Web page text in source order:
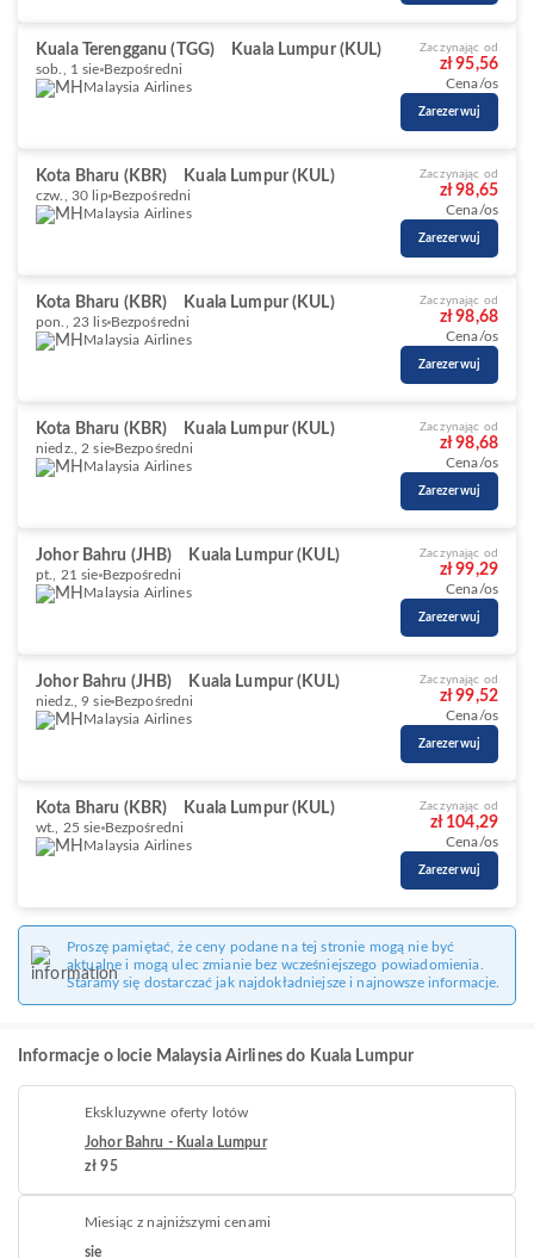
Kuala Terengganu (TGG) Kuala Lumpur (KUL)
sob., 1 sie Bezpośredni
Malaysia Airlines
Zaczynając od
zł 95,56
Cena/os
Zarezerwuj
Kota Bharu (KBR) Kuala Lumpur (KUL)
czw., 30 lip Bezpośredni
Malaysia Airlines
Zaczynając od
zł 98,65
Cena/os
Zarezerwuj
Kota Bharu (KBR) Kuala Lumpur (KUL)
pon., 23 lis Bezpośredni
Malaysia Airlines
Zaczynając od
zł 98,68
Cena/os
Zarezerwuj
Kota Bharu (KBR) Kuala Lumpur (KUL)
niedz., 2 sie Bezpośredni
Malaysia Airlines
Zaczynając od
zł 98,68
Cena/os
Zarezerwuj
Johor Bahru (JHB) Kuala Lumpur (KUL)
pt., 21 sie Bezpośredni
Malaysia Airlines
Zaczynając od
zł 99,29
Cena/os
Zarezerwuj
Johor Bahru (JHB) Kuala Lumpur (KUL)
niedz., 9 sie Bezpośredni
Malaysia Airlines
Zaczynając od
zł 99,52
Cena/os
Zarezerwuj
Kota Bharu (KBR) Kuala Lumpur (KUL)
wt., 25 sie Bezpośredni
Malaysia Airlines
Zaczynając od
zł 104,29
Cena/os
Zarezerwuj
Proszę pamiętać, że ceny podane na tej stronie mogą nie być
aktualne i mogą ulec zmianie bez wcześniejszego powiadomienia.
Staramy się dostarczać jak najdokładniejsze i najnowsze informacje.
Informacje o locie Malaysia Airlines do Kuala Lumpur
Ekskluzywne oferty lotów
Johor Bahru - Kuala Lumpur
zł 95
Miesiąc z najniższymi cenami
sie